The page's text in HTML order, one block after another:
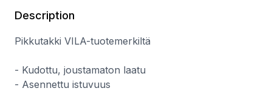
Description
Pikkutakki VILA-tuotemerkiltä
- Kudottu, joustamaton laatu
- Asennettu istuvuus